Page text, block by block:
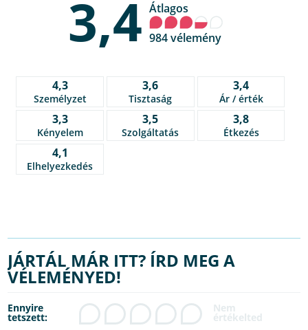
3,4 Átlagos
984 vélemény
4,3
Személyzet
3,6
Tisztaság
3,4
Ár / érték
3,3
Kényelem
3,5
Szolgáltatás
3,8
Étkezés
4,1
Elhelyezkedés
JÁRTÁL MÁR ITT? ÍRD MEG A
VÉLEMÉNYED!
Ennyire
tetszett: